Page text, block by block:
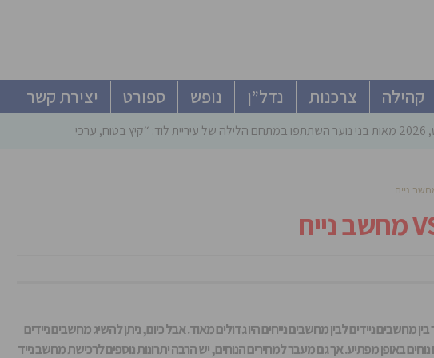
קהילה צרכנות נדל”ן נופש ספורט יצירת קשר
מאות בני נוער השתתפו במתחם הלילה של עיריית לוד: “קיץ בטוח, ערכי ומהנה”
מחשבים ניידים לבין מחשבים נייחים היו גדולים מאוד. אבל כיום, ניתן להשיג מחשבים ניידים
באופן מפתיע. אך גם מעבר למחירים הנוחים, יש הרבה יתרונות נוספים לרכישת מחשב נייד